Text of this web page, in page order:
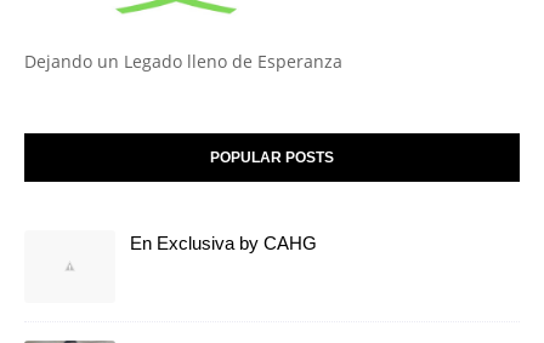
Dejando un Legado lleno de Esperanza
POPULAR POSTS
En Exclusiva by CAHG